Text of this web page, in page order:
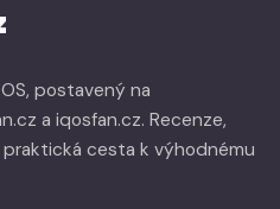
postavený na
a iqosfan.cz. Recenze,
praktická cesta k výhodnému